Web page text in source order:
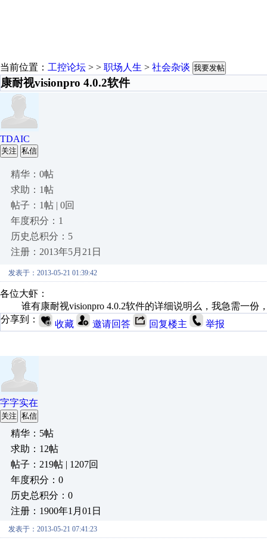
当前位置： 工控论坛 > > 职场人生 > 社会杂谈 我要发帖
康耐视visionpro 4.0.2软件
TDAIC
关注 私信
精华：0帖
求助：1帖
帖子：1帖 | 0回
年度积分：1
历史总积分：5
注册：2013年5月21日
发表于：2013-05-21 01:39:42
各位大虾：
谁有康耐视visionpro 4.0.2软件的详细说明么，我急需一份
分享到：
收藏 邀请回答 回复楼主 举报
字字实在
关注 私信
精华：5帖
求助：12帖
帖子：219帖 | 1207回
年度积分：0
历史总积分：0
注册：1900年1月01日
发表于：2013-05-21 07:41:23